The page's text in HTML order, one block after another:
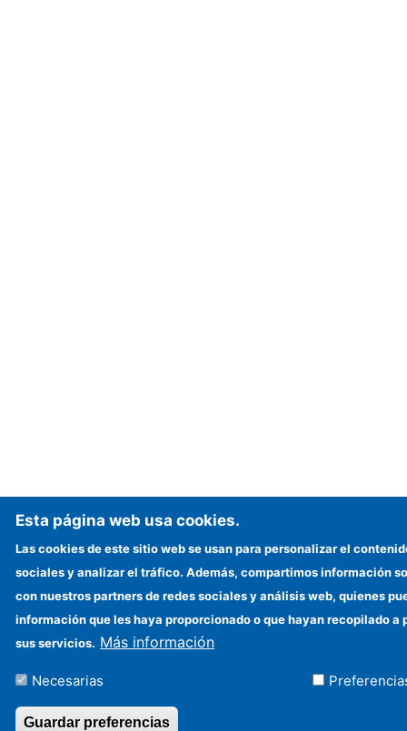
Esta página web usa cookies.
Las cookies de este sitio web se usan para personalizar el
sociales y analizar el tráfico. Además, compartimos información
con nuestros partners de redes sociales y análisis web, quienes
información que les haya proporcionado o que hayan recopilado a
sus servicios. Más información
Necesarias
Guardar preferencias